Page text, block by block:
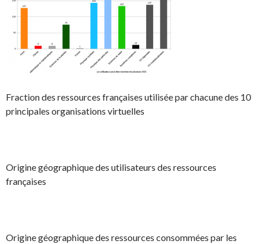
Fraction des ressources françaises utilisée par chacune des 10
principales organisations virtuelles
Origine géographique des utilisateurs des ressources
françaises
Origine géographique des ressources consommées par les